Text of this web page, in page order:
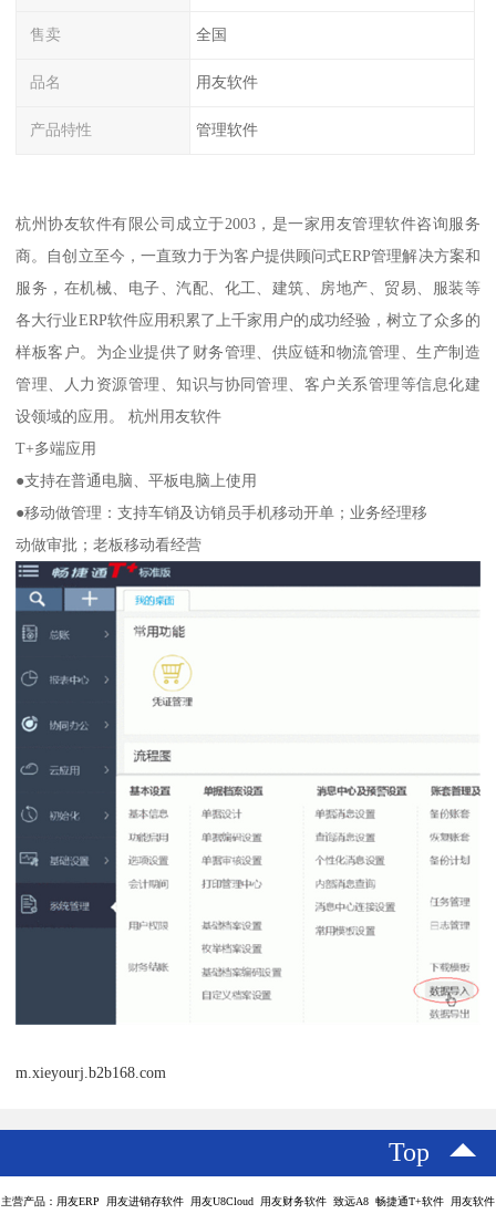
售卖 全国
品名 用友软件
产品特性 管理软件
杭州协友软件有限公司成立于2003，是一家用友管理软件咨询服务
商。自创立至今，一直致力于为客户提供顾问式ERP管理解决方案和
服务，在机械、电子、汽配、化工、建筑、房地产、贸易、服装等
各大行业ERP软件应用积累了上千家用户的成功经验，树立了众多的
样板客户。为企业提供了财务管理、供应链和物流管理、生产制造
管理、人力资源管理、知识与协同管理、客户关系管理等信息化建
设领域的应用。 杭州用友软件
T+多端应用
●支持在普通电脑、平板电脑上使用
●移动做管理：支持车销及访销员手机移动开单；业务经理移
动做审批；老板移动看经营
m.xieyourj.b2b168.com
Top
主营产品：用友ERP 用友进销存软件 用友U8Cloud 用友财务软件 致远A8 畅捷通T+软件 用友软件